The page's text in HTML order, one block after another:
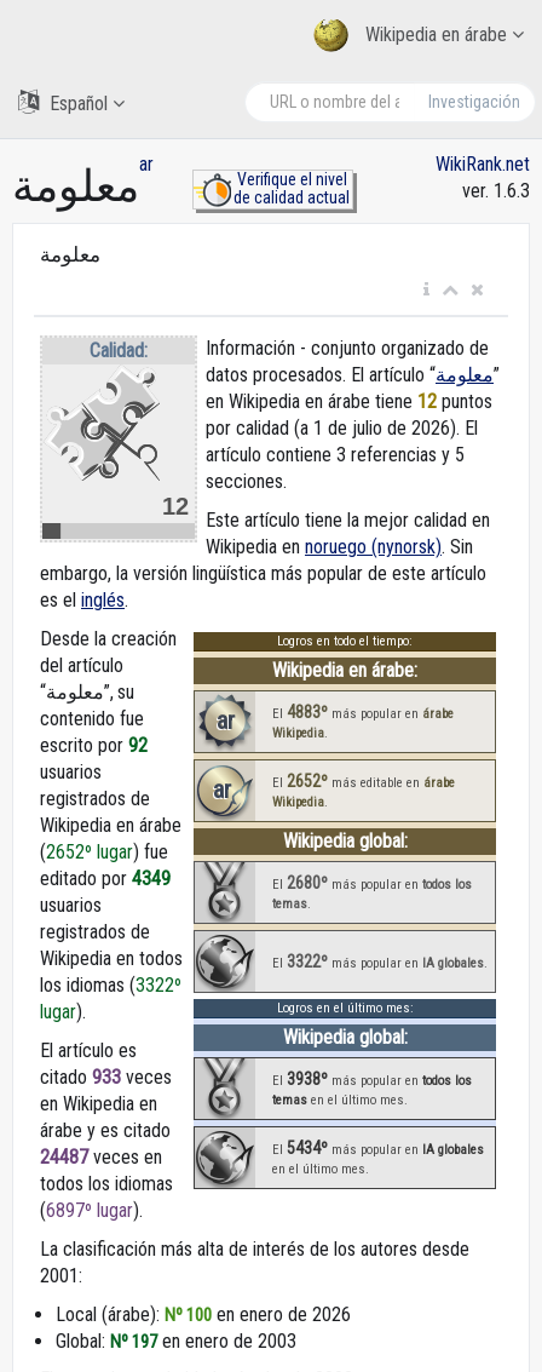
Wikipedia en árabe
Investigación
Español
معلومةar
Verifique el nivel
de calidad actual
WikiRank.net
ver. 1.6.3
معلومة
Calidad:
12
Información - conjunto organizado de
datos procesados. El artículo “معلومة”
en Wikipedia en árabe tiene 12 puntos
por calidad (a 1 de julio de 2026). El
artículo contiene 3 referencias y 5
secciones.
Este artículo tiene la mejor calidad en
Wikipedia en noruego (nynorsk). Sin
embargo, la versión lingüística más popular de este artículo
es el inglés.
Logros en todo el tiempo:
Wikipedia en árabe:
ar El 4883º más popular en árabe
Wikipedia.
ar El 2652º más editable en árabe
Wikipedia.
Wikipedia global:
El 2680º más popular en todos los
temas.
El 3322º más popular en IA globales
Logros en el último mes:
Wikipedia global:
El 3938º más popular en todos los
temas en el último mes.
El 5434º más popular en IA globales
en el último mes.
Desde la creación
del artículo
“معلومة”, su
contenido fue
escrito por 92
usuarios
registrados de
Wikipedia en árabe
(2652º lugar) fue
editado por 4349
usuarios
registrados de
Wikipedia en todos
los idiomas (3322º
lugar).
El artículo es
citado 933 veces
en Wikipedia en
árabe y es citado
24487veces en
todos los idiomas
(6897º lugar).
La clasificación más alta de interés de los autores desde
2001:
Local (árabe): Nº 100 en enero de 2026
Global: Nº 197en enero de 2003